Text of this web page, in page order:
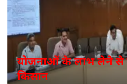
योजनाओं के लाभ लेने से
किसान